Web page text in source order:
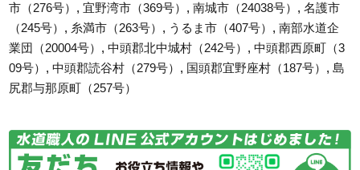
市（276号） ,宜野湾市（369号） ,南城市（24038号） ,名護市
（245号） , 糸満市（263号） , うるま市（407号） ,南部水道企
業団（20004号） ,中頭郡北中城村（242号） ,中頭郡西原町（3
09号） ,中頭郡読谷村（279号） , 国頭郡宜野座村（187号） ,島
尻郡与那原町（257号）